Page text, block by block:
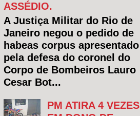
ASSÉDIO.
A Justiça Militar do Rio de
Janeiro negou o pedido de
habeas corpus apresentado
pela defesa do coronel do
Corpo de Bombeiros Lauro
Cesar Bot...
PM ATIRA 4 VEZES